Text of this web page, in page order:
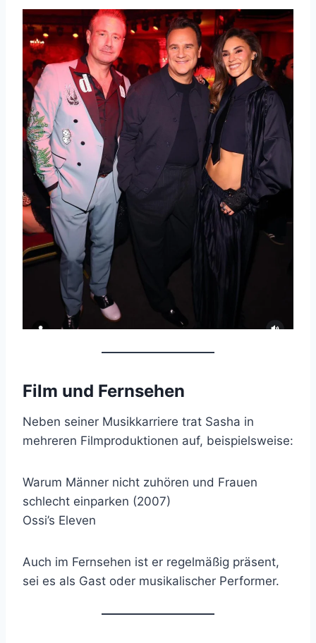
Film und Fernsehen
Neben seiner Musikkarriere trat Sasha in
mehreren Filmproduktionen auf, beispielsweise:
Warum Männer nicht zuhören und Frauen
schlecht einparken (2007)
Ossi’s Eleven
Auch im Fernsehen ist er regelmäßig präsent,
sei es als Gast oder musikalischer Performer.